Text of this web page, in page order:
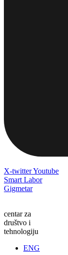
X-twitterYoutube
Smart Labor
Gigmetar
centar za
društvo i
tehnologiju
ENG